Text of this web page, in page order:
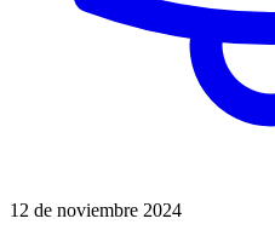
12 de noviembre 2024